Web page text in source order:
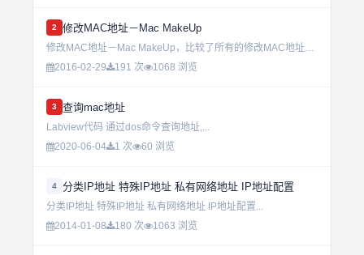
2 修改MAC地址－Mac MakeUp
修改MAC地址－Mac MakeUp，比较了所有的修改MAC地址的软件,发现这个是最出色的,它的特点是能自动完成网卡的重启而不用重新启动电脑,可恢复真实MAC地址. 有日志,另外还带了厂商数据库还有对...
2016-02-29
191 次 1068 浏览
3 查询mac地址
Labview代码 通过dos命令查询地址,...
2020-06-04
1 次 60 浏览
4 分类IP地址 特殊IP地址 私有网络地址 IP地址配置
分类IP地址 特殊IP地址 私有网络地址 IP地址配置...
2014-01-08
180 次 1063 浏览